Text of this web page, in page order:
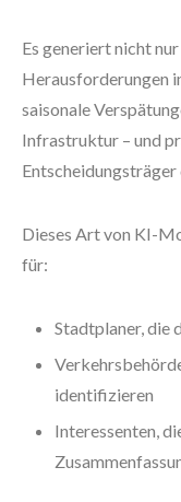
Es generiert nicht
Herausforderungen
saisonale
Infrastruktur – und
Entscheidungsträger
Dieses Art von KI-
für:
Stadtplaner, die
identifizieren
Interessenten,